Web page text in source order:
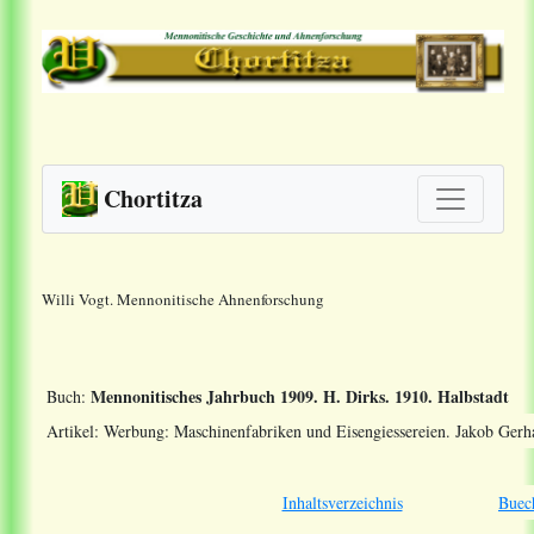
Chortitza
Willi Vogt. Mennonitische Ahnenforschung
Buch: Mennonitisches Jahrbuch 1909. H. Dirks. 1910. Halbstadt
Artikel: Werbung: Maschinenfabriken und Eisengiessereien. Jakob
Inhaltsverzeichnis